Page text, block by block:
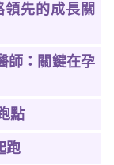
先的成長關
師：關鍵在孕
點
跑